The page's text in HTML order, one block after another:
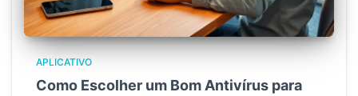
APLICATIVO
Como Escolher um Bom Antivírus para